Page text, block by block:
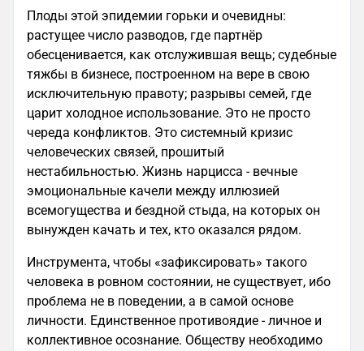
Плоды этой эпидемии горьки и очевидны:
растущее число разводов, где партнёр
обесценивается, как отслужившая вещь; судебные
тяжбы в бизнесе, построенном на вере в свою
исключительную правоту; разрывы семей, где
царит холодное использование. Это не просто
череда конфликтов. Это системный кризис
человеческих связей, прошитый
нестабильностью. Жизнь нарцисса - вечные
эмоциональные качели между иллюзией
всемогущества и бездной стыда, на которых он
вынужден качать и тех, кто оказался рядом.
Инструмента, чтобы «зафиксировать» такого
человека в ровном состоянии, не существует, ибо
проблема не в поведении, а в самой основе
личности. Единственное противоядие - личное и
коллективное осознание. Обществу необходимо